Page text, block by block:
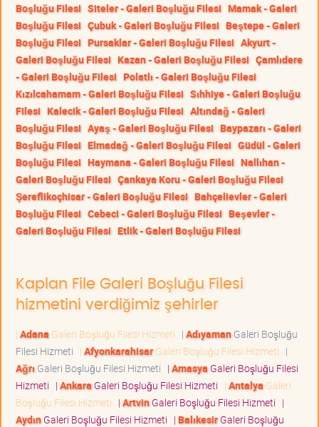
Boşluğu Filesi Siteler - Galeri Boşluğu Filesi Mamak - Galeri
Boşluğu Filesi Çubuk - Galeri Boşluğu Filesi Beştepe - Galeri
Boşluğu Filesi Pursaklar - Galeri Boşluğu Filesi Akyurt -
Galeri Boşluğu Filesi Kazan - Galeri Boşluğu Filesi Çamlıdere
- Galeri Boşluğu Filesi Polatlı - Galeri Boşluğu Filesi
Kızılcahamam - Galeri Boşluğu Filesi Sıhhiye - Galeri Boşluğu
Filesi Kalecik - Galeri Boşluğu Filesi Altındağ - Galeri
Boşluğu Filesi Ayaş - Galeri Boşluğu Filesi Baypazarı - Galeri
Boşluğu Filesi Elmadağ - Galeri Boşluğu Filesi Güdül - Galeri
Boşluğu Filesi Haymana - Galeri Boşluğu Filesi Nallıhan -
Galeri Boşluğu Filesi Çankaya Koru - Galeri Boşluğu Filesi
Şereflikoçhisar - Galeri Boşluğu Filesi Bahçelievler - Galeri
Boşluğu Filesi Cebeci - Galeri Boşluğu Filesi Beşevler -
Galeri Boşluğu Filesi Etlik - Galeri Boşluğu Filesi
Kaplan File Galeri Boşluğu Filesi
hizmetini verdiğimiz şehirler
| Adana Galeri Boşluğu Filesi Hizmeti | AdıyamanGaleri Boşluğu
Filesi Hizmeti | AfyonkarahisarGaleri Boşluğu Filesi Hizmeti |
Ağrı Galeri Boşluğu Filesi Hizmeti | Amasya Galeri Boşluğu Filesi
Hizmeti | Ankara Galeri Boşluğu Filesi Hizmeti | Antalya Galeri
Boşluğu Filesi Hizmeti | ArtvinGaleri Boşluğu Filesi Hizmeti |
AydınGaleri Boşluğu Filesi Hizmeti | BalıkesirGaleri Boşluğu